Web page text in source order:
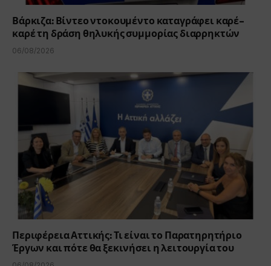
Βάρκιζα: Βίντεο ντοκουμέντο καταγράφει καρέ-
καρέ τη δράση θηλυκής συμμορίας διαρρηκτών
06/08/2026
Περιφέρεια Αττικής: Τι είναι το Παρατηρητήριο
Έργων και πότε θα ξεκινήσει η λειτουργία του